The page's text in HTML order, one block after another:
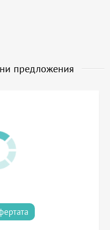
предложения